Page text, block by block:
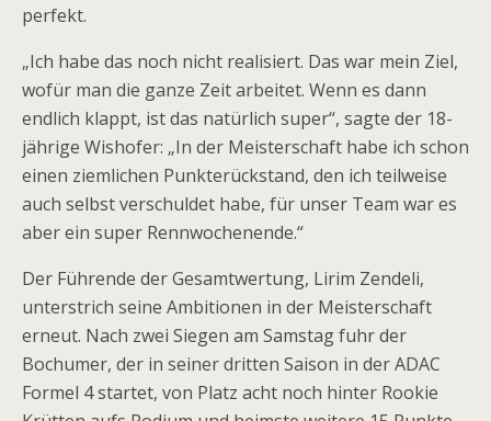
perfekt.
„Ich habe das noch nicht realisiert. Das war mein Ziel,
wofür man die ganze Zeit arbeitet. Wenn es dann
endlich klappt, ist das natürlich super“, sagte der 18-
jährige Wishofer: „In der Meisterschaft habe ich schon
einen ziemlichen Punkterückstand, den ich teilweise
auch selbst verschuldet habe, für unser Team war es
aber ein super Rennwochenende.“
Der Führende der Gesamtwertung, Lirim Zendeli,
unterstrich seine Ambitionen in der Meisterschaft
erneut. Nach zwei Siegen am Samstag fuhr der
Bochumer, der in seiner dritten Saison in der ADAC
Formel 4 startet, von Platz acht noch hinter Rookie